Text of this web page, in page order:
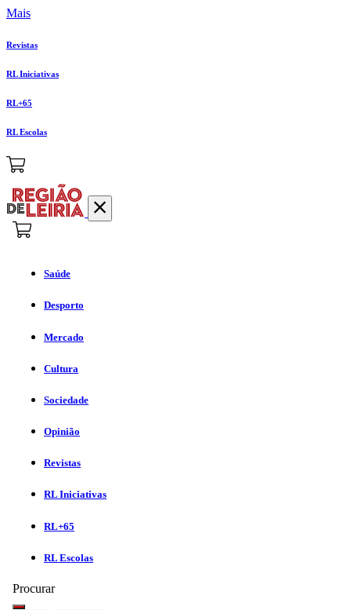
Mais
Revistas
RL Iniciativas
RL+65
RL Escolas
Saúde
Desporto
Mercado
Cultura
Sociedade
Opinião
Revistas
RL Iniciativas
RL+65
RL Escolas
Procurar